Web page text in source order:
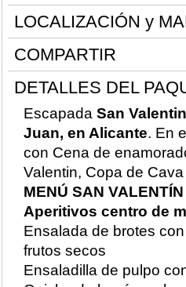
LOCALIZACIÓN y
COMPARTIR
DETALLES DEL
Escapada San
Juan, en Alicante. En
con Cena de
Valentin, Copa de
MENÚ SAN
Aperitivos centro de
Ensalada de brotes
frutos secos
Ensaladilla de pulpo